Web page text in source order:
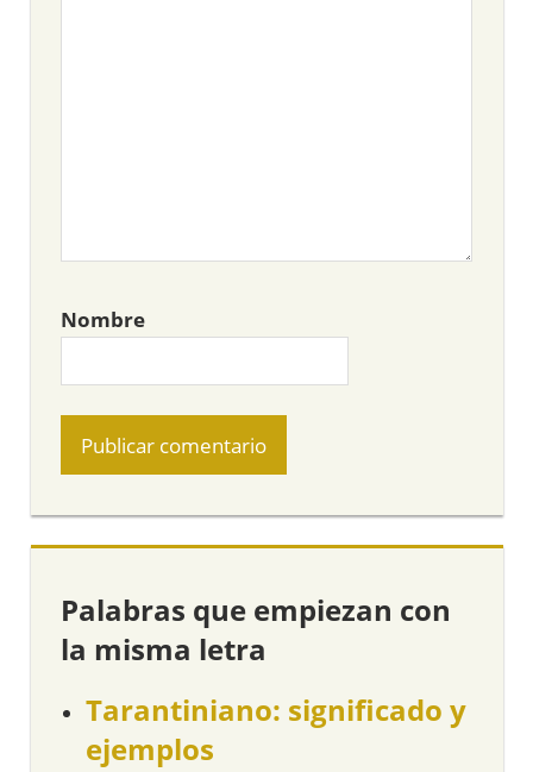
Nombre
Palabras que empiezan con
la misma letra
Tarantiniano: significado y
ejemplos